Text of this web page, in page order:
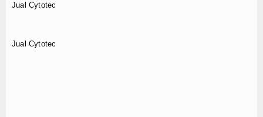
Jual Cytotec
Jual Cytotec